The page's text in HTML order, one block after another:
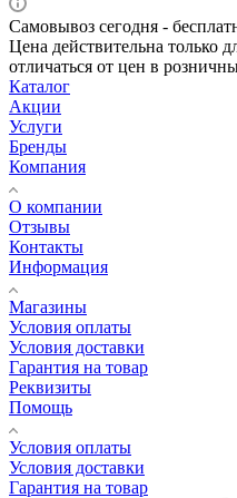
Самовывоз сегодня -
Цена действительна только
отличаться от цен в
Каталог
Акции
Услуги
Бренды
Компания
О компании
Отзывы
Контакты
Информация
Магазины
Условия оплаты
Условия доставки
Гарантия на товар
Реквизиты
Помощь
Условия оплаты
Условия доставки
Гарантия на товар